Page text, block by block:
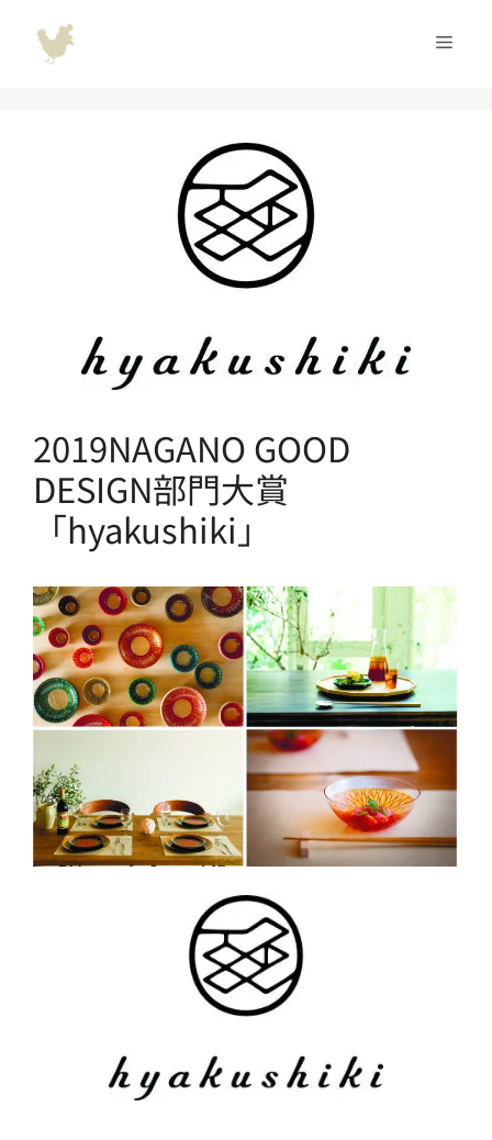
メ
2019NAGANO GOOD
DESIGN部門大賞
「hyakushiki」